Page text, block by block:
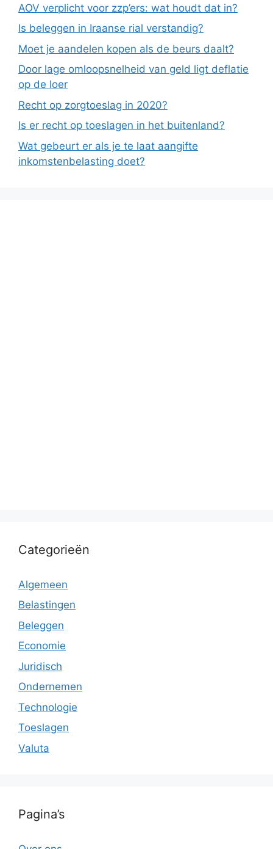
AOV verplicht voor zzp’ers: wat houdt dat in?
Is beleggen in Iraanse rial verstandig?
Moet je aandelen kopen als de beurs daalt?
Door lage omloopsnelheid van geld ligt deflatie
op de loer
Recht op zorgtoeslag in 2020?
Is er recht op toeslagen in het buitenland?
Wat gebeurt er als je te laat aangifte
inkomstenbelasting doet?
Categorieën
Algemeen
Belastingen
Beleggen
Economie
Juridisch
Ondernemen
Technologie
Toeslagen
Valuta
Pagina’s